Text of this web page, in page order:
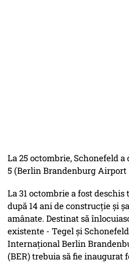
La 25 octombrie, Schonefeld
5 (Berlin Brandenburg Airport
La 31 octombrie a fost deschis
după 14 ani de construcţie şi
amânate. Destinat să
existente - Tegel şi
Internaţional Berlin
(BER) trebuia să fie inaugurat